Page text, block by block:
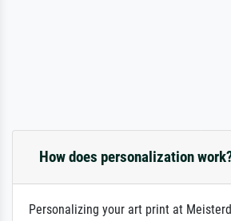
How does personalization
Personalizing your art print at